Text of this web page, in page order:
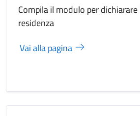
Compila il modulo per
residenza
Vai alla pagina